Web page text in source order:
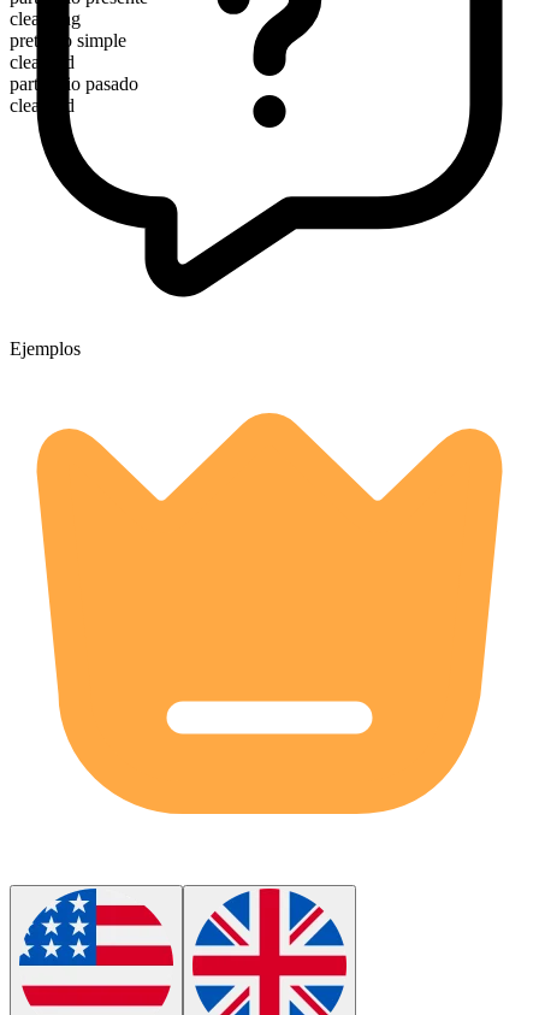
cleansing
pretérito simple
cleansed
participio pasado
cleansed
Ejemplos